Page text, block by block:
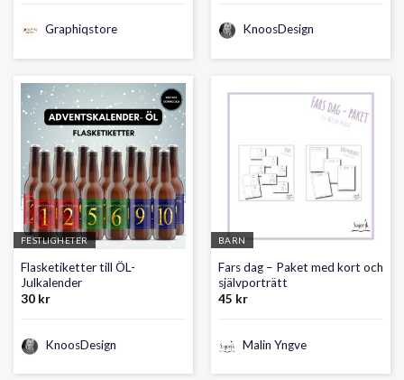
Graphiqstore KnoosDesign
FESTLIGHETER
Flasketiketter till ÖL-
Julkalender
30 kr
KnoosDesign
BARN
Fars dag – Paket med kort och
självporträtt
45 kr
Malin Yngve